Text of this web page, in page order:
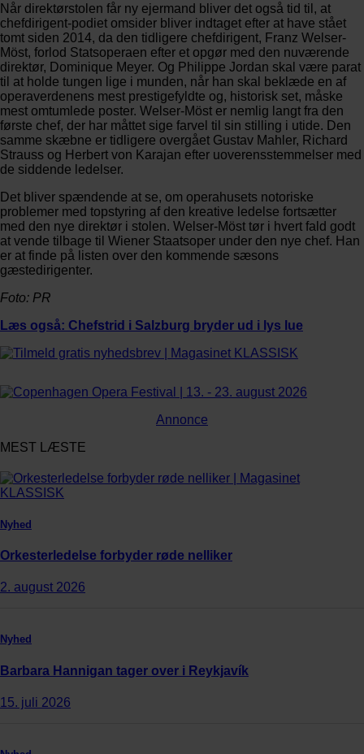
Når direktørstolen får ny ejermand bliver det også tid til, at
chefdirigent-podiet omsider bliver indtaget efter at have stået
tomt siden 2014, da den tidligere chefdirigent, Franz Welser-
Möst, forlod Statsoperaen efter et opgør med den nuværende
direktør, Dominique Meyer. Og Philippe Jordan skal være parat
til at holde tungen lige i munden, når han skal beklæde en af
operaverdenens mest prestigefyldte og, historisk set, måske
mest omtumlede poster. Welser-Möst er nemlig langt fra den
første chef, der har måttet sige farvel til sin stilling i utide. Den
samme skæbne er tidligere overgået Gustav Mahler, Richard
Strauss og Herbert von Karajan efter uoverensstemmelser med
de siddende ledelser.
Det bliver spændende at se, om operahusets notoriske
problemer med topstyring af den kreative ledelse fortsætter
med den nye direktør i stolen. Welser-Möst tør i hvert fald godt
at vende tilbage til Wiener Staatsoper under den nye chef. Han
er at finde på listen over den kommende sæsons
gæstedirigenter.
Foto: PR
Læs også: Chefstrid i Salzburg bryder ud i lys lue
Annonce
MEST LÆSTE
Nyhed
Orkesterledelse forbyder røde nelliker
2. august 2026
Nyhed
Barbara Hannigan tager over i Reykjavík
15. juli 2026